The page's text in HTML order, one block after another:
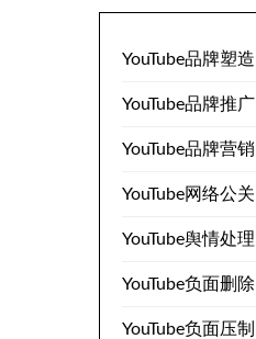
YouTube品牌塑造
YouTube品牌推广
YouTube品牌营销
YouTube网络公关
YouTube舆情处理
YouTube负面删除
YouTube负面压制